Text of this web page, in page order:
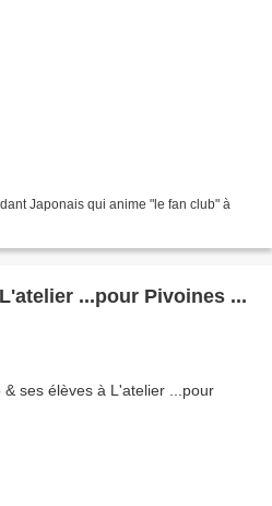
Japonais qui anime "le fan club" à
...pour Pivoines ...